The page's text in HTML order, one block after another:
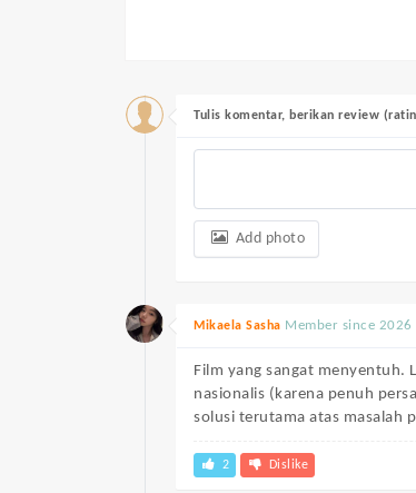
Tulis komentar, berikan review
Add photo
Mikaela Sasha Member since 2026
Film yang sangat menyentuh.
nasionalis (karena penuh
solusi terutama atas masalah
2 Dislike